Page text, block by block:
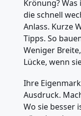
Krönung? Was
die schnell
Anlass. Kurze
Tipps. So
Weniger
Lücke, wenn
Ihre
Ausdruck.
Wo sie besser